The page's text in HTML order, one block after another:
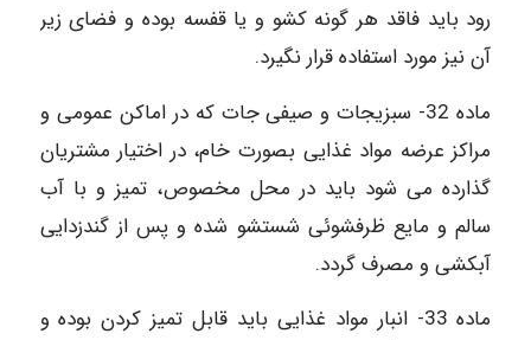
رود باید فاقد هر گونه کشو و یا قفسه بوده و فضای زیر
آن نیز مورد استفاده قرار نگیرد.
ماده 32- سبزیجات و صیفی جات که در اماکن عمومی و
مراکز عرضه مواد غذایی بصورت خام، در اختیار مشتریان
گذارده می شود باید در محل مخصوص، تمیز و با آب
سالم و مایع ظرفشوئی شستشو شده و پس از گندزدایی
آبکشی و مصرف گردد.
ماده 33- انبار مواد غذایی باید قابل تمیز کردن بوده و